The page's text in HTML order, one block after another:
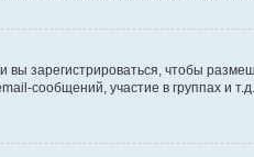
зарегистрироваться, чтобы
участие в группах и